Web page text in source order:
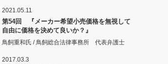
2021.05.11
第54回 『メーカー希望小売価格を無視して
自由に価格を決めて良いか？』
鳥飼重和氏 / 鳥飼総合法律事務所 代表弁護士
2017.03.3